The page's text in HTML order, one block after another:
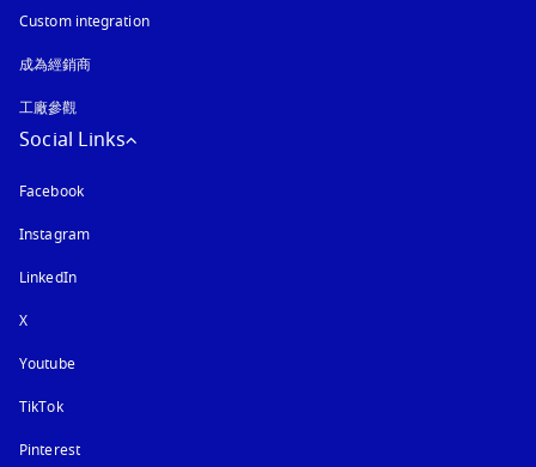
Custom integration
成為經銷商
工廠參觀
Social Links
Facebook
Instagram以新標籤頁開啟
LinkedIn
X
Youtube以新標籤頁開啟
TikTok
Pinterest